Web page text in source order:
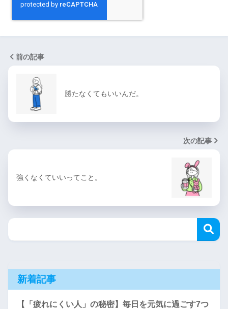
前の記事
勝たなくてもいいんだ。
次の記事
強くなくていいってこと。
新着記事
【「疲れにくい人」の秘密】毎日を元気に過ごす7つ